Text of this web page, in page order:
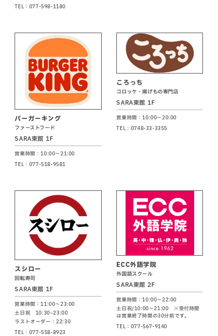
TEL：077-598-1180
バーガーキング
ファーストフード
SARA東館 1F
営業時間：10:00～21:00
TEL：077-518-9581
ころっち
コロッケ・揚げもの専門店
SARA東館 1F
営業時間：10:00～20:00
TEL：0748-33-3355
スシロー
回転寿司
SARA東館 1F
営業時間：11:00～23:00
土日祝 10:30~23:00
ラストオーダー：22:30
TEL：077-558-8923
ECC外語学院
外国語スクール
SARA東館 2F
営業時間：10:00～22:00
土日祝/10:00～21:00 ※受付時間
は営業終了時間の30分前です。
TEL：077-567-9140